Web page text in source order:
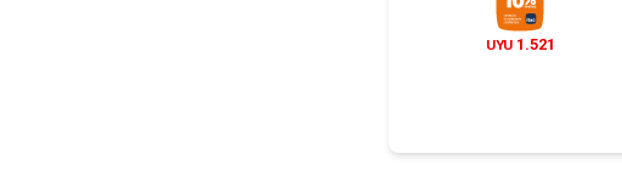
UYU 1.521